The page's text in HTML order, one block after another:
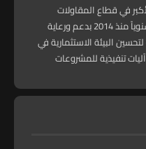
في قطاع المقاولات
والتشييد والبناء في مصر والذي يُعقد سنوياً منذ 2014 بدعم ورعاية
البيئة الاستثمارية في
تنفيذية للمشروعات